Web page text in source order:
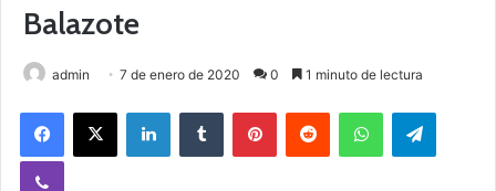
Balazote
admin 7 de enero de 2020 0 1 minuto de lectura